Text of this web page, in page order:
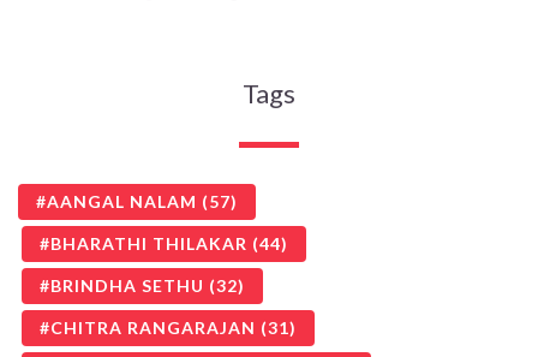
Tags
AANGAL NALAM (57)
BHARATHI THILAKAR (44)
BRINDHA SETHU (32)
CHITRA RANGARAJAN (31)